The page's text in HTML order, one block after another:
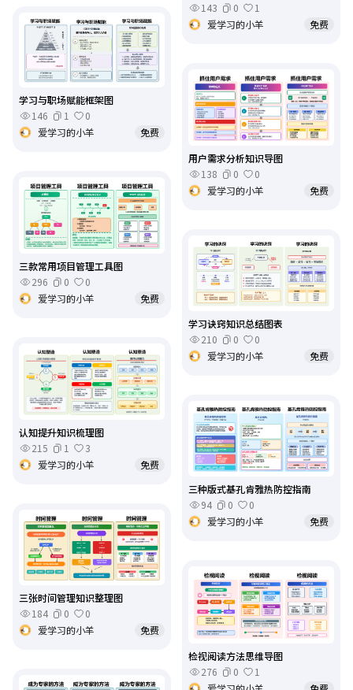
143
0
1
爱学习的小羊
免费
学习与职场赋能框架图
146
1
0
爱学习的小羊
免费
用户需求分析知识导图
138
0
0
爱学习的小羊
免费
三款常用项目管理工具图
296
0
0
爱学习的小羊
免费
学习诀窍知识总结图表
210
0
0
爱学习的小羊
免费
认知提升知识梳理图
215
1
3
爱学习的小羊
免费
三种版式基孔肯雅热防控指南
94
0
0
爱学习的小羊
免费
三张时间管理知识整理图
184
0
0
爱学习的小羊
免费
检视阅读方法思维导图
276
0
1